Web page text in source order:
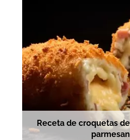
Receta de croquetas